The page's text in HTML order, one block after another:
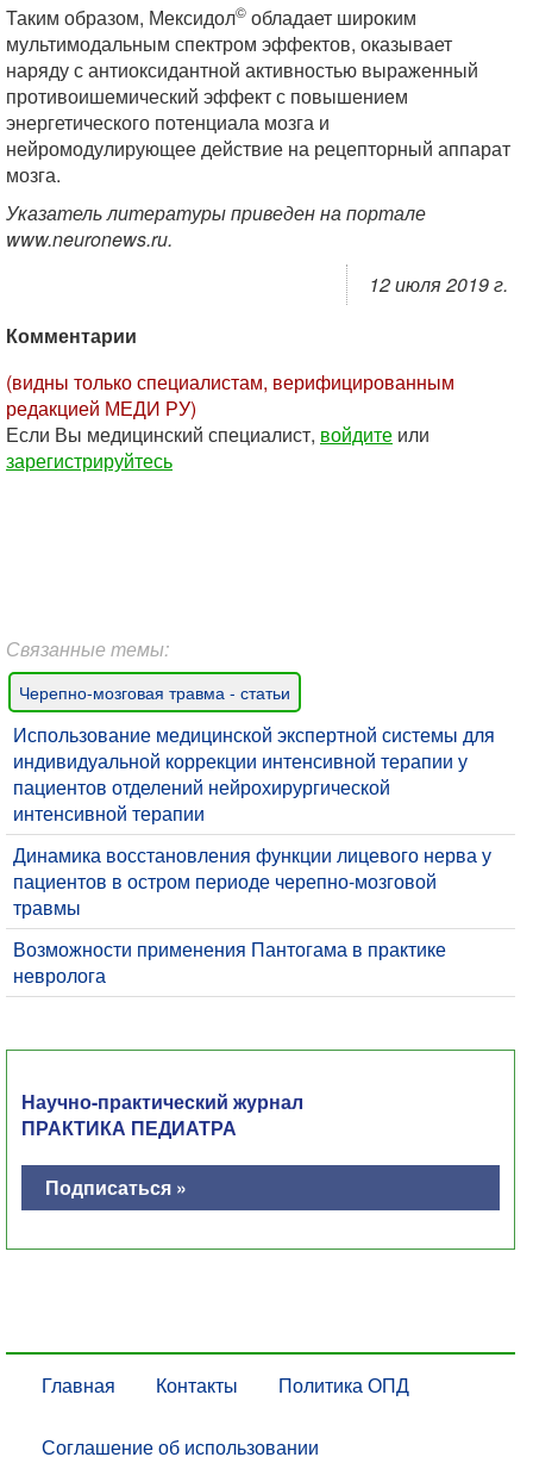
Таким образом, Мексидол© обладает широким
мультимодальным спектром эффектов, оказывает
наряду с антиоксидантной активностью выраженный
противоишемический эффект с повышением
энергетического потенциала мозга и
нейромодулирующее действие на рецепторный аппарат
мозга.
Указатель литературы приведен на портале
www.neuronews.ru.
12 июля 2019 г.
Комментарии
(видны только специалистам, верифицированным
редакцией МЕДИ РУ)
Если Вы медицинский специалист, войдите или
зарегистрируйтесь
Связанные темы:
Черепно-мозговая травма - статьи
Использование медицинской экспертной системы для
индивидуальной коррекции интенсивной терапии у
пациентов отделений нейрохирургической
интенсивной терапии
Динамика восстановления функции лицевого нерва у
пациентов в остром периоде черепно-мозговой
травмы
Возможности применения Пантогама в практике
невролога
Научно-практический журнал
ПРАКТИКА ПЕДИАТРА
Подписаться »
Главная Контакты Политика ОПД
Соглашение об использовании